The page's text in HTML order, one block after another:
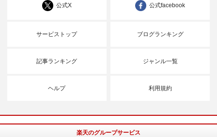
公式X 公式facebook
サービストップ ブログランキング
記事ランキング ジャンル一覧
ヘルプ 利用規約
楽天のグループサービス